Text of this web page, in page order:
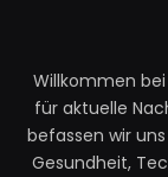
Willkommen
für aktuelle
befassen wir
Gesundheit,